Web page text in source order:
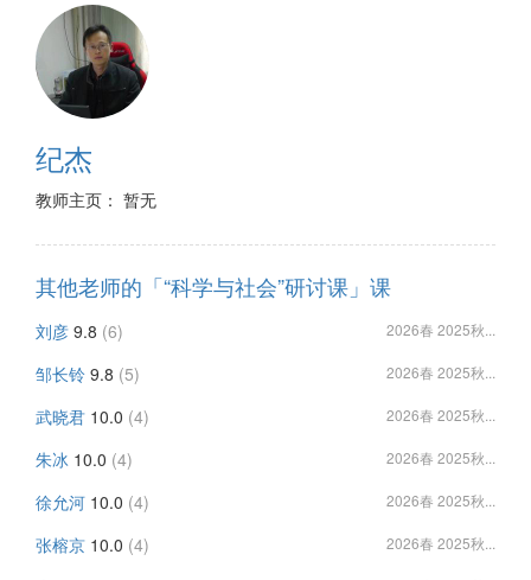
纪杰
教师主页： 暂无
其他老师的「“科学与社会”研讨课」课
刘彦 9.8 (6) 2026春 2025秋...
邹长铃 9.8 (5) 2026春 2025秋...
武晓君 10.0 (4) 2026春 2025秋...
朱冰 10.0 (4) 2026春 2025秋...
徐允河 10.0 (4) 2026春 2025秋...
张榕京 10.0 (4) 2026春 2025秋...